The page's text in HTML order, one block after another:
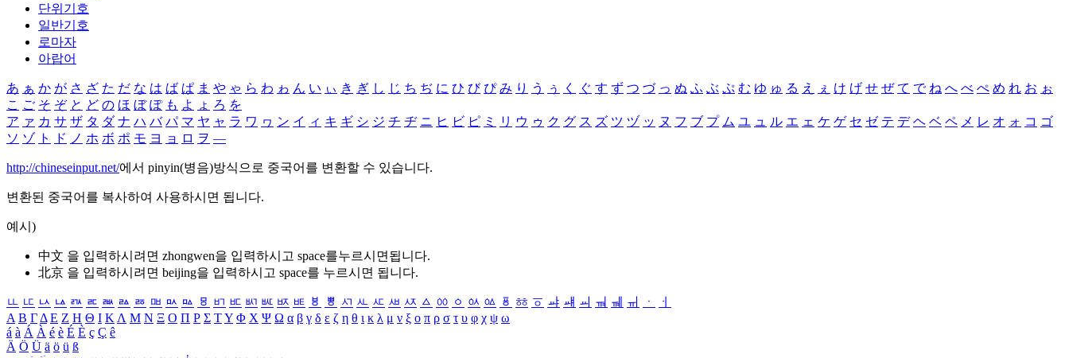
단위기호
일반기호
로마자
아랍어
あ ぁ か が さ ざ た だ な は ば ぱ ま や ゃ ら わ ゎ ん い ぃ き ぎ し じ ち ぢ に ひ び ぴ み り う ぅ く ぐ す ず つ づ っ ぬ ふ ぶ ぷ む ゆ ゅ る え ぇ け げ せ ぜ て で ね へ べ ぺ め れ お ぉ
こ ご そ ぞ と ど の ほ ぼ ぽ も よ ょ ろ を
ア ァ カ サ ザ タ ダ ナ ハ バ パ マ ヤ ャ ラ ワ ヮ ン イ ィ キ ギ シ ジ チ ヂ ニ ヒ ビ ピ ミ リ ウ ゥ ク グ ス ズ ツ ヅ ッ ヌ フ ブ プ ム ユ ュ ル エ ェ ケ ゲ セ ゼ テ デ ヘ ベ ペ メ レ オ ォ コ ゴ
ソ ゾ ト ド ノ ホ ボ ポ モ ヨ ョ ロ ヲ ―
http://chineseinput.net/에서 pinyin(병음)방식으로 중국어를 변환할 수 있습니다.
변환된 중국어를 복사하여 사용하시면 됩니다.
예시)
中文 을 입력하시려면 zhongwen을 입력하시고 space를누르시면됩니다.
北京 을 입력하시려면 beijing을 입력하시고 space를 누르시면 됩니다.
ㅥ ㅦ ㅧ ㅨ ㅩ ㅪ ㅫ ㅬ ㅭ ㅮ ㅯ ㅰ ㅱ ㅲ ㅳ ㅴ ㅵ ㅶ ㅷ ㅸ ㅹ ㅺ ㅻ ㅼ ㅽ ㅾ ㅿ ㆀ ㆁ ㆂ ㆃ ㆄ ㆅ ㆆ ㆇ ㆈ ㆉ ㆊ ㆋ ㆌ ㆍ
ㆎ
Α Β ΓΔ Ε Ζ Η Θ Ι ΚΛ Μ Ν Ξ Ο Π Ρ Σ ΤΥ Φ Χ Ψ Ω α β γ δ ε ζ η θ ι κ λ μ ν ξ ο π ρ σ τ υ φ χ ψ ω
á à Á À é è É È ç Ç ê
Ä Ö Ü ä ö ü ß